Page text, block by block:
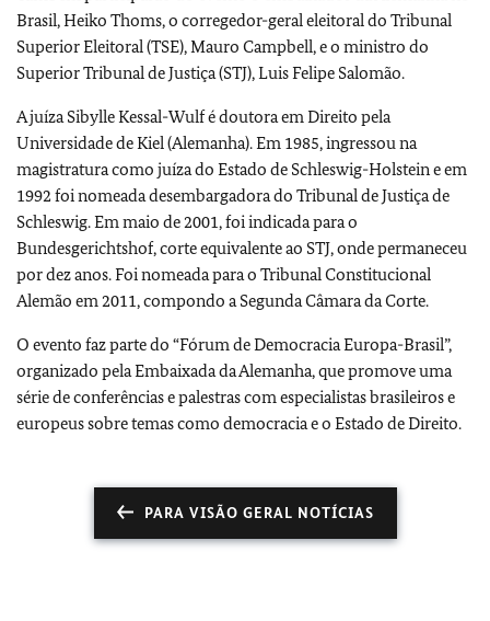
Brasil, Heiko Thoms, o corregedor-geral eleitoral do Tribunal
Superior Eleitoral (TSE), Mauro Campbell, e o ministro do
Superior Tribunal de Justiça (STJ), Luis Felipe Salomão.
A juíza Sibylle Kessal-Wulf é doutora em Direito pela
Universidade de Kiel (Alemanha). Em 1985, ingressou na
magistratura como juíza do Estado de Schleswig-Holstein e em
1992 foi nomeada desembargadora do Tribunal de Justiça de
Schleswig. Em maio de 2001, foi indicada para o
Bundesgerichtshof, corte equivalente ao STJ, onde permaneceu
por dez anos. Foi nomeada para o Tribunal Constitucional
Alemão em 2011, compondo a Segunda Câmara da Corte.
O evento faz parte do “Fórum de Democracia Europa-Brasil”,
organizado pela Embaixada da Alemanha, que promove uma
série de conferências e palestras com especialistas brasileiros e
europeus sobre temas como democracia e o Estado de Direito.
PARA VISÃO GERAL NOTÍCIAS